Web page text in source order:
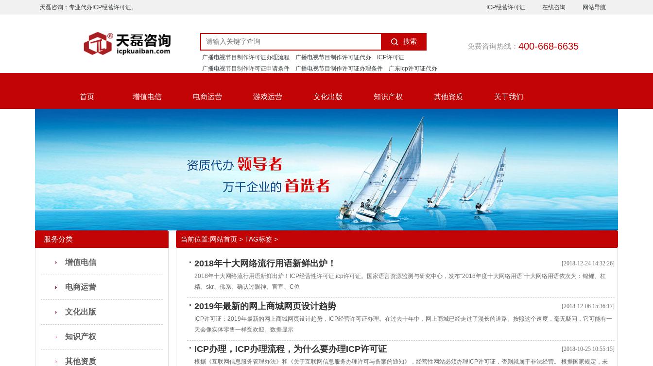
天磊咨询：专业代办ICP经营许可证。 网站导航
ICP经营许可证 在线咨询
搜索
广播电视节目制作许可证办理流程 广播电视节目制作许可证代办
ICP许可证
广播电视节目制作许可证申请条件
广播电视节目制作许可证办理条件
广东icp许可证代办
免费咨询热线： 400-668-6635
首页 增值电信 电商运营 游戏运营 文化出版 知识产权 其他资质 关于我们
当前位置:网站首页 > TAG标签 >
2018年十大网络流行用语新鲜出炉！
[2018-12-24 14:32:26]
2018年十大网络流行用语新鲜出炉！ICP经营性许可证,icp许可证。国家语言资源监测与研究中心，发布“2018年度十大网络用语”十大网络用语依次为：锦鲤、杠
精、skr、佛系、确认过眼神、官宣、C位
2019年最新的网上商城网页设计趋势
[2018-12-06 15:36:17]
ICP许可证：2019年最新的网上商城网页设计趋势，ICP经营许可证办理。在过去十年中，网上商城已经走过了漫长的道路。按照这个速度，毫无疑问，它可能有一
天会像实体零售一样受欢迎。数据显示
ICP办理，ICP办理流程，为什么要办理ICP许可证
[2018-10-25 10:55:15]
根据《互联网信息服务管理办法》和《关于互联网信息服务办理许可与备案的通知》，经营性网站必须办理ICP许可证，否则就属于非法经营。 根据国家规定，未
服务分类
增值电信
电商运营
文化出版
知识产权
其他资质